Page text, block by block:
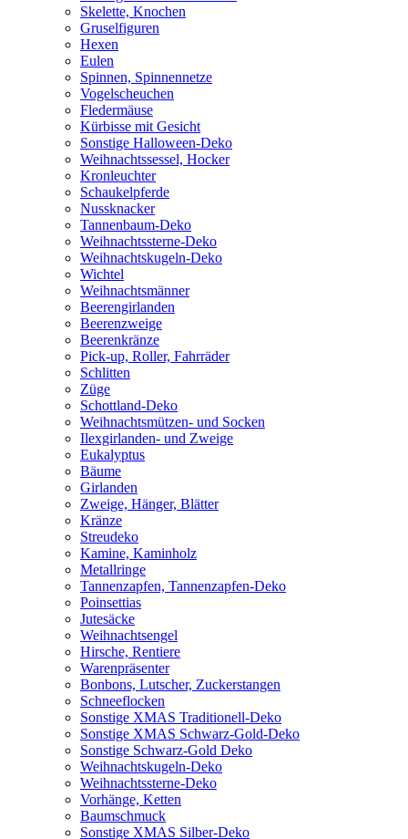
Skelette, Knochen
Gruselfiguren
Hexen
Eulen
Spinnen, Spinnennetze
Vogelscheuchen
Fledermäuse
Kürbisse mit Gesicht
Sonstige Halloween-Deko
Weihnachtssessel, Hocker
Kronleuchter
Schaukelpferde
Nussknacker
Tannenbaum-Deko
Weihnachtssterne-Deko
Weihnachtskugeln-Deko
Wichtel
Weihnachtsmänner
Beerengirlanden
Beerenzweige
Beerenkränze
Pick-up, Roller, Fahrräder
Schlitten
Züge
Schottland-Deko
Weihnachtsmützen- und Socken
Ilexgirlanden- und Zweige
Eukalyptus
Bäume
Girlanden
Zweige, Hänger, Blätter
Kränze
Streudeko
Kamine, Kaminholz
Metallringe
Tannenzapfen, Tannenzapfen-Deko
Poinsettias
Jutesäcke
Weihnachtsengel
Hirsche, Rentiere
Warenpräsenter
Bonbons, Lutscher, Zuckerstangen
Schneeflocken
Sonstige XMAS Traditionell-Deko
Sonstige XMAS Schwarz-Gold-Deko
Sonstige Schwarz-Gold Deko
Weihnachtskugeln-Deko
Weihnachtssterne-Deko
Vorhänge, Ketten
Baumschmuck
Sonstige XMAS Silber-Deko